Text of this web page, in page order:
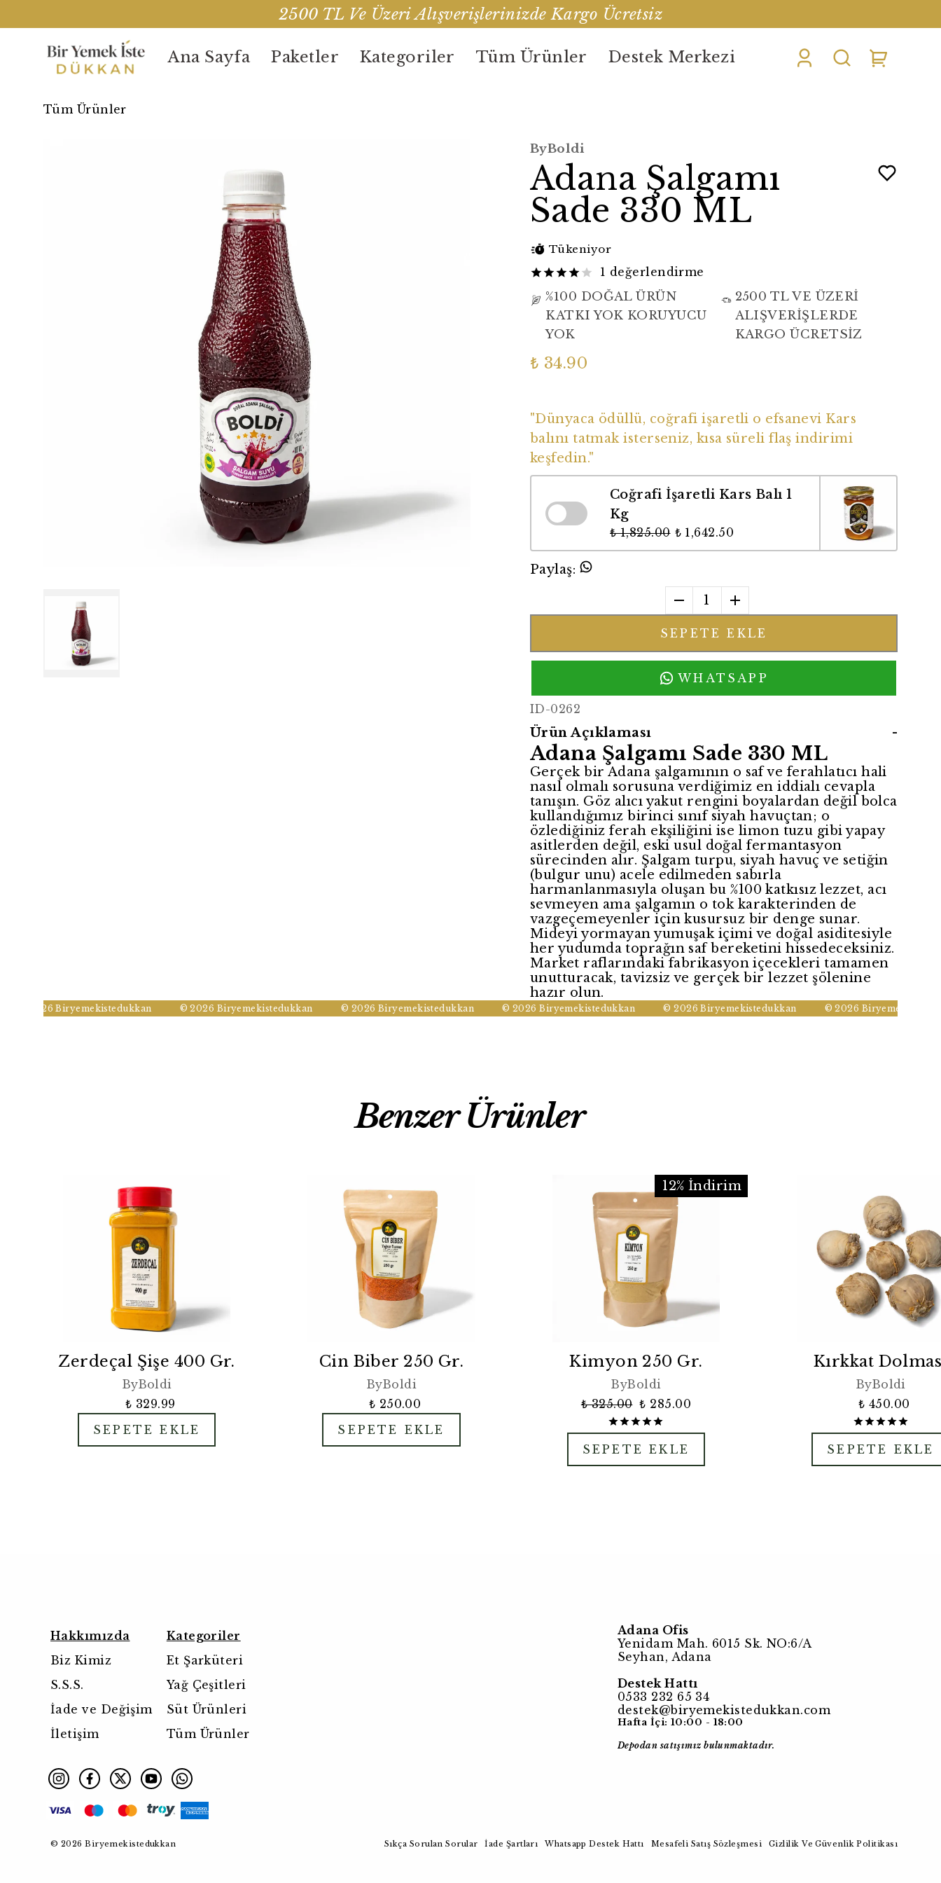
2500 TL Ve Üzeri Alışverişlerinizde Kargo Ücretsiz
Ana Sayfa Paketler Kategoriler Tüm Ürünler Destek Merkezi
Tüm Ürünler
ByBoldi
Adana Şalgamı
Sade 330 ML
Tükeniyor
1 değerlendirme
%100 DOĞAL ÜRÜN
KATKI YOK KORUYUCU
YOK
2500 TL VE ÜZERİ
ALIŞVERİŞLERDE
KARGO ÜCRETSİZ
₺ 34.90
"Dünyaca ödüllü, coğrafi işaretli o efsanevi Kars
balını tatmak isterseniz, kısa süreli flaş indirimi
keşfedin."
Coğrafi İşaretli Kars Balı 1
Kg
₺ 1,825.00 ₺ 1,642.50
Paylaş:
1
SEPETE EKLE
WHATSAPP
ID-0262
Ürün Açıklaması -
Adana Şalgamı Sade 330 ML
Gerçek bir Adana şalgamının o saf ve ferahlatıcı hali
nasıl olmalı sorusuna verdiğimiz en iddialı cevapla
tanışın. Göz alıcı yakut rengini boyalardan değil bolca
kullandığımız birinci sınıf siyah havuçtan; o
özlediğiniz ferah ekşiliğini ise limon tuzu gibi yapay
asitlerden değil, eski usul doğal fermantasyon
sürecinden alır. Şalgam turpu, siyah havuç ve setiğin
(bulgur unu) acele edilmeden sabırla
harmanlanmasıyla oluşan bu %100 katkısız lezzet, acı
sevmeyen ama şalgamın o tok karakterinden de
vazgeçemeyenler için kusursuz bir denge sunar.
Mideyi yormayan yumuşak içimi ve doğal asiditesiyle
her yudumda toprağın saf bereketini hissedeceksiniz.
Market raflarındaki fabrikasyon içecekleri tamamen
unutturacak, tavizsiz ve gerçek bir lezzet şölenine
hazır olun.
© 2026 Biryemekistedukkan © 2026 Biryemekistedukkan © 2026 Biryemekistedukkan © 2026 Biryemekistedukkan © 2026 Biryemekistedukkan © 2026
Benzer Ürünler
Zerdeçal Şişe 400 Gr.
ByBoldi
₺ 329.99
SEPETE EKLE
Cin Biber 250 Gr.
ByBoldi
₺ 250.00
SEPETE EKLE
12% İndirim
Kimyon 250 Gr.
ByBoldi
₺ 325.00 ₺ 285.00
SEPETE EKLE
Kırkkat
ByBoldi
₺ 450.00
SEPETE EKLE
Hakkımızda
Biz Kimiz
S.S.S.
İade ve Değişim
İletişim
Kategoriler
Et Şarküteri
Yağ Çeşitleri
Süt Ürünleri
Tüm Ürünler
Adana Ofis
Yenidam Mah. 6015 Sk. NO:6/A
Seyhan, Adana
Destek Hattı
0533 232 65 34
destek@biryemekistedukkan.com
Hafta İçi: 10:00 - 18:00
Depodan satışımız bulunmaktadır.
© 2026 Biryemekistedukkan Sıkça Sorulan Sorular İade Şartları Whatsapp Destek Hattı Mesafeli Satış Sözleşmesi Gizlilik Ve Güvenlik Politikası